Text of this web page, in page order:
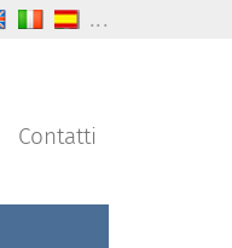
...
Contatti